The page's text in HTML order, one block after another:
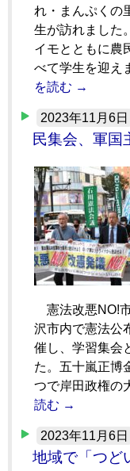
れ・まんぷくの
生が訪れました
イモとともに農
べて学生を迎
を読む →
2023年11月6日
民集会、軍国
憲法改悪NO!
沢市内で憲法公
催し、学習集会
た。五十嵐正博
つで岸田政権の
読む →
2023年11月6日
地域で「つど